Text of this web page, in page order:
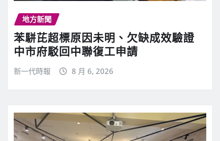
地方新聞
苯駢芘超標原因未明、欠缺成效驗證
中市府駁回中聯復工申請
新一代時報 8 月 6, 2026